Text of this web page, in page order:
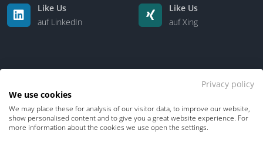
Like Us
auf LinkedIn
Like Us
auf Xing
Kontakt Über uns
Privacy policy
We use cookies
We may place these for analysis of our visitor data, to improve our website,
show personalised content and to give you a great website experience. For
more information about the cookies we use open the settings.